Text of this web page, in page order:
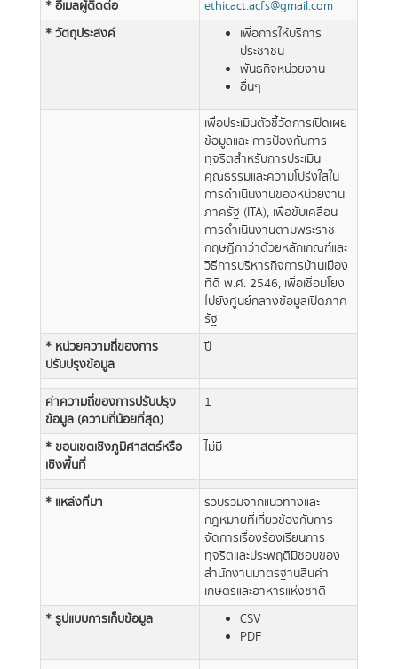
* อีเมลผู้ติดต่อ
ethicact.acfs@gmail.com
* วัตถุประสงค์
เพื่อการให้บริการ
ประชาชน
พันธกิจหน่วยงาน
อื่นๆ
เพื่อประเมินตัวชี้วัดการเปิดเผย
ข้อมูลและ การป้องกันการ
ทุจริตสำหรับการประเมิน
คุณธรรมและความโปร่งใสใน
การดำเนินงานของหน่วยงาน
ภาครัฐ (ITA), เพื่อขับเคลื่อน
การดำเนินงานตามพระราช
กฤษฎีกาว่าด้วยหลักเกณฑ์และ
วิธีการบริหารกิจการบ้านเมือง
ที่ดี พ.ศ. 2546, เพื่อเชื่อมโยง
ไปยังศูนย์กลางข้อมูลเปิดภาค
รัฐ
* หน่วยความถี่ของการ
ปรับปรุงข้อมูล
ปี
ค่าความถี่ของการปรับปรุง
ข้อมูล (ความถี่น้อยที่สุด)
1
* ขอบเขตเชิงภูมิศาสตร์หรือ
เชิงพื้นที่
ไม่มี
* แหล่งที่มา
รวบรวมจากแนวทางและ
กฎหมายที่เกี่ยวข้องกับการ
จัดการเรื่องร้องเรียนการ
ทุจริตและประพฤติมิชอบของ
สำนักงานมาตรฐานสินค้า
เกษตรและอาหารแห่งชาติ
* รูปแบบการเก็บข้อมูล
CSV
PDF